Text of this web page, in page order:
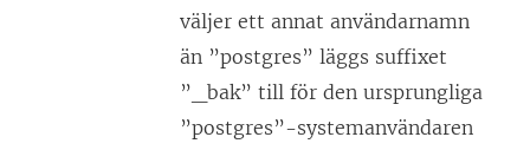
väljer ett annat användarnamn
än ”postgres” läggs suffixet
”_bak” till för den ursprungliga
”postgres”-systemanvändaren